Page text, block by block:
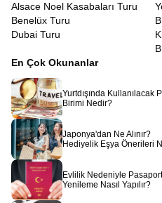
Alsace Noel Kasabaları Turu
Benelüx Turu
Dubai Turu
En Çok Okunanlar
Yurtdışında Kullanılacak
Birimi Nedir?
Japonya'dan Ne Alınır?
Hediyelik Eşya Önerileri
Evlilik Nedeniyle Pasaport
Yenileme Nasıl Yapılır?